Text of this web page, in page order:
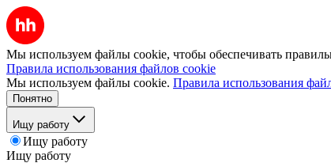
Мы используем файлы cookie, чтобы обеспечивать
Правила использования файлов cookie
Мы используем файлы cookie. Правила использования
Понятно
Ищу работу
Ищу работу
Ищу работу